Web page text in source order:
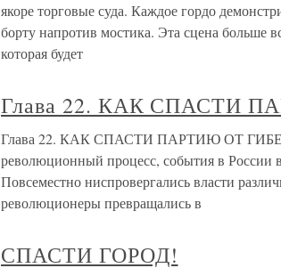
якоре торговые суда. Каждое гордо
борту напротив мостика. Эта сцена больше
которая будет
Глава 22. КАК СПАСТИ
Глава 22. КАК СПАСТИ ПАРТИЮ ОТ
революционный процесс, события в России
Повсеместно ниспровергались власти
революционеры превращались в
СПАСТИ ГОРОД!